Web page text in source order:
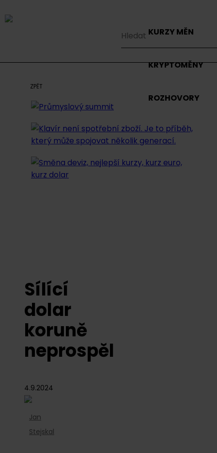
KURZY MĚN
KRYPTOMĚNY
ROZHOVORY
ZPĚT
Sílící
dolar
koruně
neprospěl
4.9.2024
Jan
Stejskal